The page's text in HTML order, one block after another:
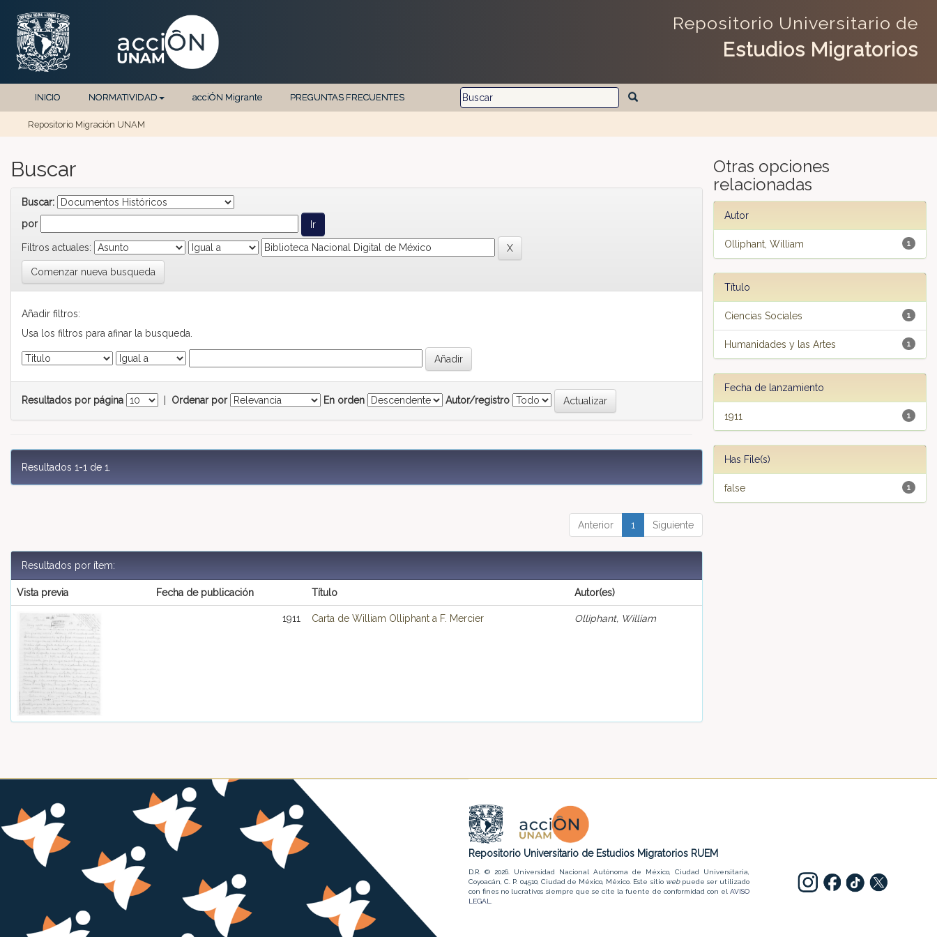
Repositorio Universitario de
Estudios Migratorios
INICIO NORMATIVIDAD acciÓN Migrante PREGUNTAS FRECUENTES
Repositorio Migración UNAM
Buscar
Buscar:
por
Filtros actuales:
Comenzar nueva busqueda
Añadir filtros:
Usa los filtros para afinar la busqueda.
Resultados por página Ordenar por En orden Autor/registro
Resultados 1-1 de 1.
Anterior 1 Siguiente
Resultados por ítem:
Vista previa Fecha de publicación Título Autor(es)
1911 Carta de William Olliphant a F. Mercier Olliphant, William
Otras opciones
relacionadas
Autor
1
Olliphant, William
Título
1
Ciencias Sociales
1
Humanidades y las Artes
Fecha de lanzamiento
1
1911
Has File(s)
1
false
Repositorio Universitario de Estudios Migratorios RUEM
D.R. © 2026. Universidad Nacional Autónoma de México, Ciudad Universitaria,
Coyoacán, C. P. 04510, Ciudad de México, México. Este sitio webpuede ser utilizado
con fines no lucrativos siempre que se cite la fuente de conformidad con elAVISO
LEGAL